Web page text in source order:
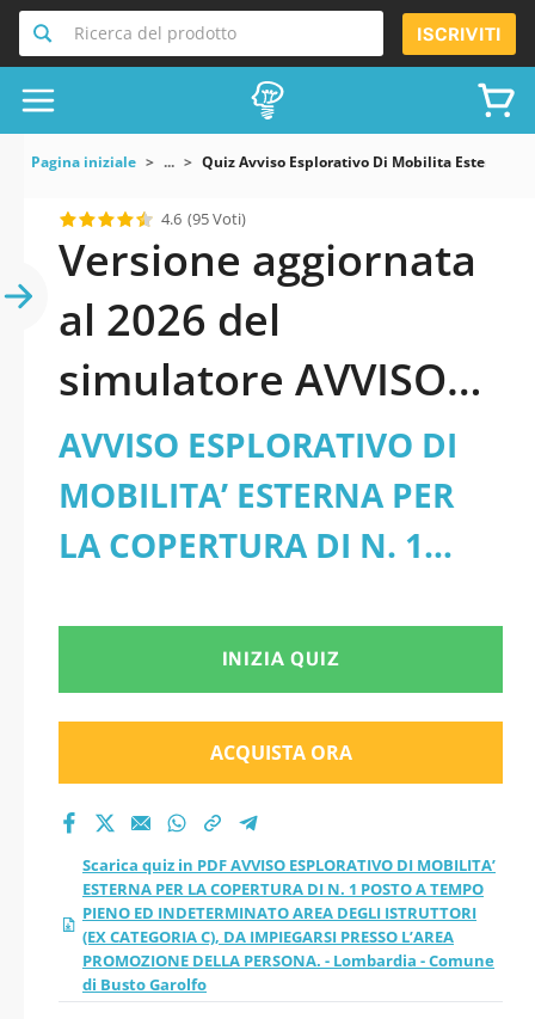
Ricerca del prodotto ISCRIVITI
Pagina iniziale ... Quiz Avviso Esplorativo Di Mobilita Esterna
4.6 (95 Voti)
Versione aggiornata
al 2026 del
simulatore AVVISO
ESPLORATIVO DI
MOBILITA’ ESTERNA
PER LA COPERTURA
DI N. 1 POSTO A
TEMPO PIENO ED
INDETERMINATO
AREA DEGLI
ISTRUTTORI (EX
CATEGORIA C), DA
IMPIEGARSI PRESSO
AVVISO ESPLORATIVO DI
MOBILITA’ ESTERNA PER
LA COPERTURA DI N. 1
INDETERMINATO AREA
DEGLI ISTRUTTORI (EX
CATEGORIA C), DA
IMPIEGARSI PRESSO L’AREA
PROMOZIONE DELLA
PERSONA. - Lombardia -
Comune di Busto Garolfo
INIZIA QUIZ
ACQUISTA ORA
Scarica quiz in PDF AVVISO ESPLORATIVO DI MOBILITA’
ESTERNA PER LA COPERTURA DI N. 1 POSTO A TEMPO
PIENO ED INDETERMINATO AREA DEGLI ISTRUTTORI
(EX CATEGORIA C), DA IMPIEGARSI PRESSO L’AREA
PROMOZIONE DELLA PERSONA. - Lombardia - Comune
di Busto Garolfo